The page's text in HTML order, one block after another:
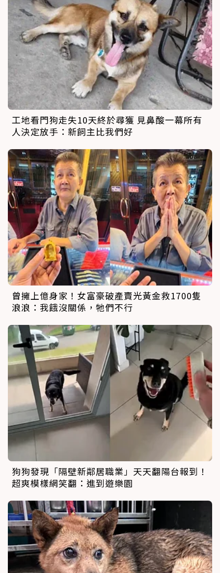
工地看門狗走失10天終於尋獲 見鼻酸一幕所有
人決定放手：新飼主比我們好
曾擁上億身家！女富豪破產賣光黃金救1700隻
浪浪：我餓沒關係，牠們不行
狗狗發現「隔壁新鄰居職業」天天翻陽台報到！
超爽模樣網笑翻：進到遊樂園